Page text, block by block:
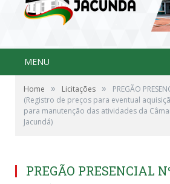
MENU
Home » Licitações »
PREGÃO
(Registro de preços para eventual
para manutenção das atividades da
Jacundá)
PREGÃO PRESENCIAL